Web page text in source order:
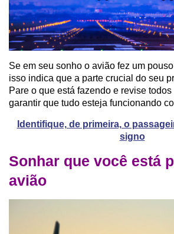
Se em seu sonho o avião fez um
isso indica que a parte crucial do seu
Pare o que está fazendo e revise
garantir que tudo esteja funcionando
Identifique, de primeira, o
signo
Sonhar que você está
avião